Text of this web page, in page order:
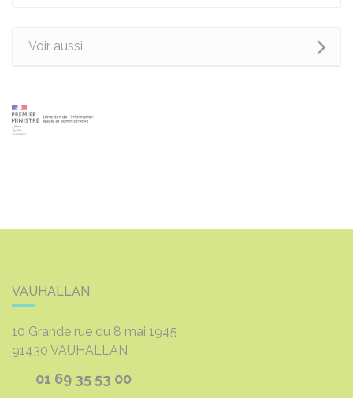
Voir aussi
VAUHALLAN
10 Grande rue du 8 mai 1945
91430 VAUHALLAN
01 69 35 53 00